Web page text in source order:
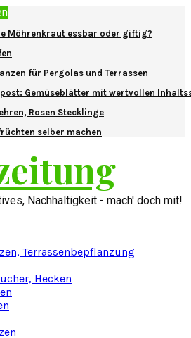
Möhrenkraut essbar oder giftig?
für Pergolas und Terrassen
Gemüseblätter mit wertvollen
Rosen Stecklinge
selber machen
Nachhaltigkeit - mach' doch mit!
Terrassenbepflanzung
Hecken